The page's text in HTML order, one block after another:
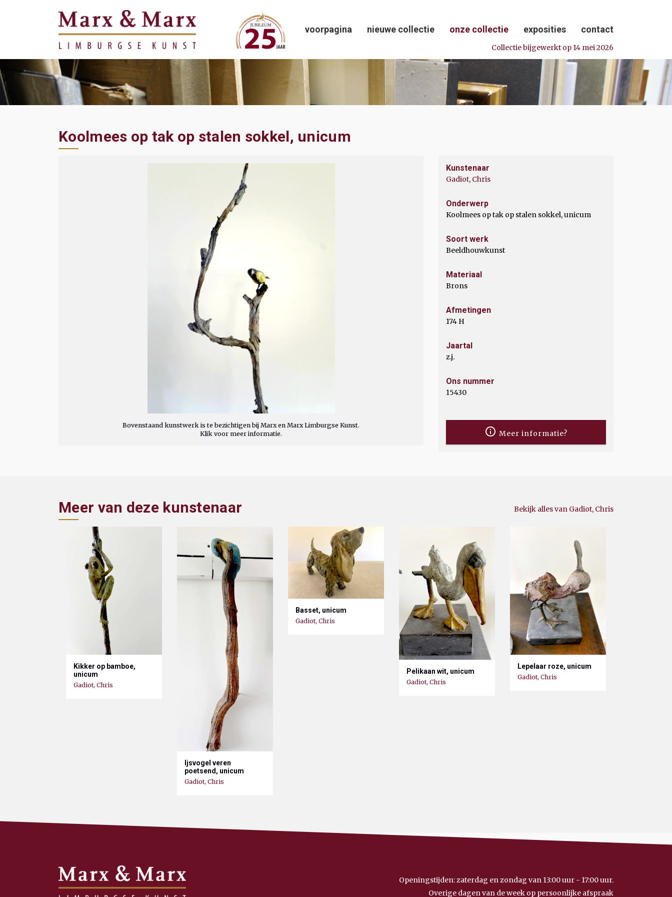
Collectie bijgewerkt op 14 mei 2026
voorpagina nieuwe collectie onze collectie exposities contact
Koolmees op tak op stalen sokkel, unicum
Bovenstaand kunstwerk is te bezichtigen bij Marx en Marx Limburgse Kunst.
Klik voor meer informatie.
Kunstenaar
Gadiot, Chris
Onderwerp
Koolmees op tak op stalen sokkel, unicum
Soort werk
Beeldhouwkunst
Materiaal
Brons
Afmetingen
174 H
Jaartal
z.j.
Ons nummer
15430
Meer informatie?
Meer van deze kunstenaar Bekijk alles van Gadiot, Chris
Kikker op bamboe,
unicum
Gadiot, Chris
Ijsvogel veren
poetsend, unicum
Gadiot, Chris
Basset, unicum
Gadiot, Chris
Pelikaan wit, unicum
Gadiot, Chris
Lepelaar roze, unicum
Gadiot, Chris
Openingstijden: zaterdag en zondag van 13:00 uur - 17:00 uur.
Overige dagen van de week op persoonlijke afspraak